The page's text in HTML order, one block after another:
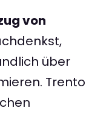
von
über
Trento